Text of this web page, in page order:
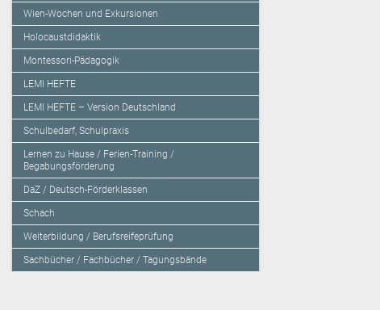
Wien-Wochen und Exkursionen
Holocaustdidaktik
Montessori-Pädagogik
LEMI HEFTE
LEMI HEFTE – Version Deutschland
Schulbedarf, Schulpraxis
Lernen zu Hause / Ferien-Training /
Begabungsförderung
DaZ / Deutsch-Förderklassen
Schach
Weiterbildung / Berufsreifeprüfung
Sachbücher / Fachbücher / Tagungsbände